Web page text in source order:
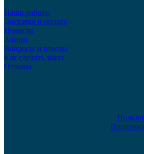
Наши работы
Доставка и оплата
Новости
Акции
Вопросы и ответы
Как сделать заказ
Отзывы